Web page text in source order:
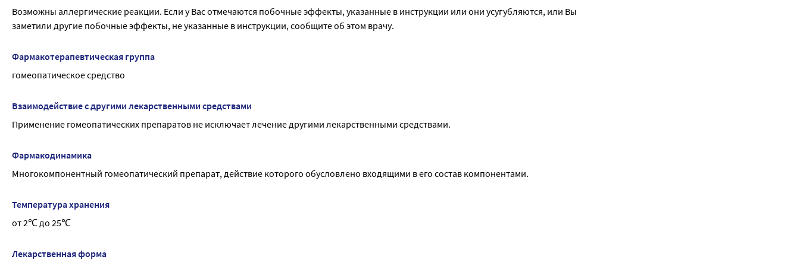
Влияние на способность управлять транспортными средствами, механизмами
В период применения препарата необходимо соблюдать осторожность при выполнении потенциально опасных видов деятельности,
с движущимися механизмами, работа диспетчера и оператора).
Возможны аллергические реакции. Если у Вас отмечаются побочные эффекты, указанные в инструкции или они усугубляются, или Вы
заметили другие побочные эффекты, не указанные в инструкции, сообщите об этом врачу.
Фармакотерапевтическая группа
гомеопатическое средство
Взаимодействие с другими лекарственными средствами
Применение гомеопатических препаратов не исключает лечение другими лекарственными средствами.
Фармакодинамика
Многокомпонентный гомеопатический препарат, действие которого обусловлено входящими в его состав компонентами.
Температура хранения
от 2℃ до 25℃
Лекарственная форма